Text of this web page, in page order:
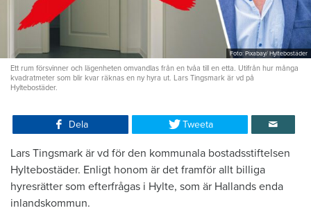
Foto: Pixabay/ Hyltebostäder
Ett rum försvinner och lägenheten omvandlas från en tvåa till en etta. Utifrån hur många
kvadratmeter som blir kvar räknas en ny hyra ut. Lars Tingsmark är vd på
Hyltebostäder.
Dela Tweeta
Lars Tingsmark är vd för den kommunala bostadsstiftelsen
Hyltebostäder. Enligt honom är det framför allt billiga
hyresrätter som efterfrågas i Hylte, som är Hallands enda
inlandskommun.